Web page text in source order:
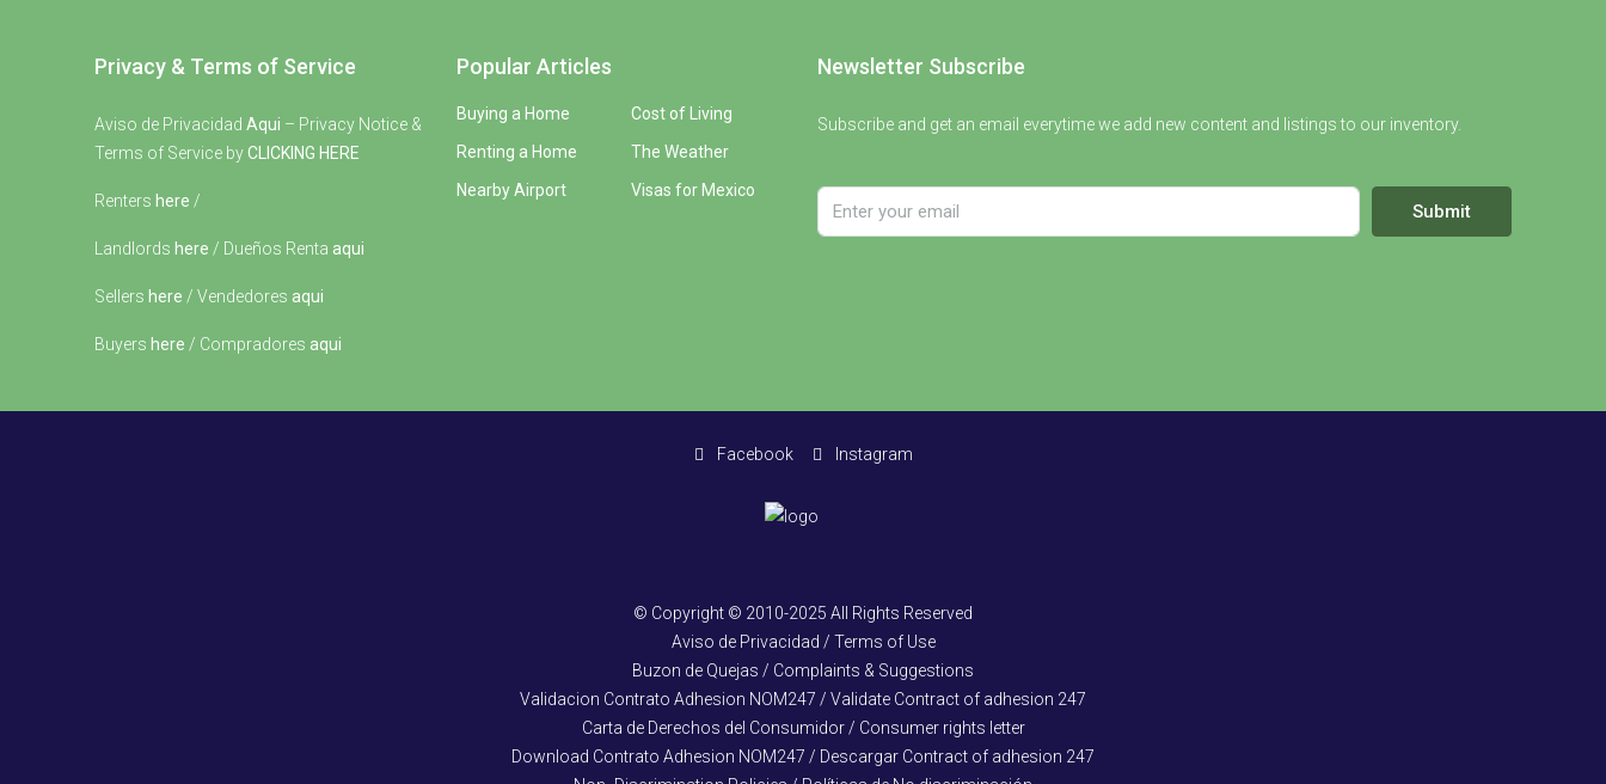
Privacy & Terms of Service
Aviso de Privacidad Aqui – Privacy Notice &
Terms of Service byCLICKING HERE
Renters here /
Landlords here / Dueños Renta aqui
Sellers here / Vendedores aqui
Buyers here / Compradores aqui
Popular Articles
Buying a Home
Renting a Home
Nearby Airport
Cost of Living
The Weather
Visas for Mexico
Newsletter Subscribe
Subscribe and get an email everytime we add new content and listings to our inventory.
Submit
Facebook Instagram
© Copyright © 2010-2025 All Rights Reserved
Aviso de Privacidad / Terms of Use
Buzon de Quejas / Complaints & Suggestions
Validacion Contrato Adhesion NOM247 / Validate Contract of adhesion 247
Carta de Derechos del Consumidor / Consumer rights letter
Download Contrato Adhesion NOM247 / Descargar Contract of adhesion 247